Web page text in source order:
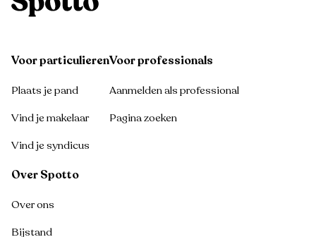
Voor particulieren
Plaats je pand
Vind je makelaar
Vind je syndicus
Voor professionals
Aanmelden als professional
Pagina zoeken
Over Spotto
Over ons
Bijstand